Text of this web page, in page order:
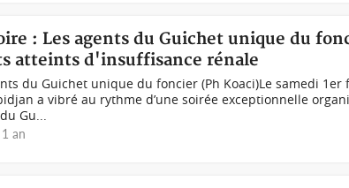
: Les agents du Guichet unique du
atteints d'insuffisance rénale
du Guichet unique du foncier (Ph Koaci)Le samedi 1er
a vibré au rythme d’une soirée exceptionnelle
Gu...
an